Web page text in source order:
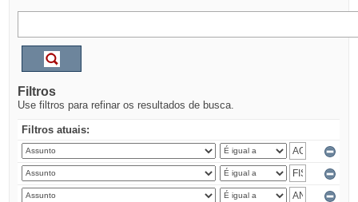
Filtros
Use filtros para refinar os resultados de busca.
Filtros atuais: